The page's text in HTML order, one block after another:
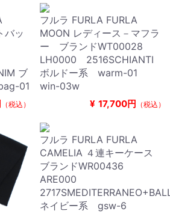
バッ
ブ
01
（税込）
フルラ FURLA FURLA
MOON レディース－マフラ
ー ブランドWT00028
LH0000 2516SCHIANTI
ボルドー系 warm-01
win-03w
¥ 17,700円 （税込）
フルラ FURLA FURLA
CAMELIA ４連キーケース
ブランドWR00436
ARE000
ネイビー系 gsw-6